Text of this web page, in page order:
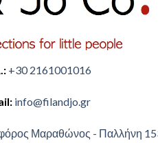
+30 2161001016
​info@filandjo.gr
Μαραθώνος - ​​Παλλήνη